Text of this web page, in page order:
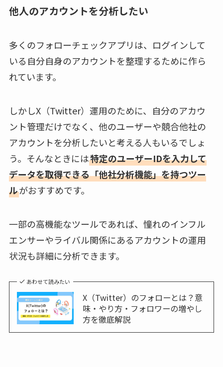
他人のアカウントを分析したい
多くのフォローチェックアプリは、ログインして
いる自分自身のアカウントを整理するために作ら
れています。
しかしX（Twitter）運用のために、自分のアカウ
ント管理だけでなく、他のユーザーや競合他社の
アカウントを分析したいと考える人もいるでしょ
う。そんなときには特定のユーザーIDを入力して
データを取得できる「他社分析機能」を持つツー
ルがおすすめです。
一部の高機能なツールであれば、憧れのインフル
エンサーやライバル関係にあるアカウントの運用
状況も詳細に分析できます。
あわせて読みたい
X（Twitter）のフォローとは？意
味・やり方・フォロワーの増やし
方を徹底解説